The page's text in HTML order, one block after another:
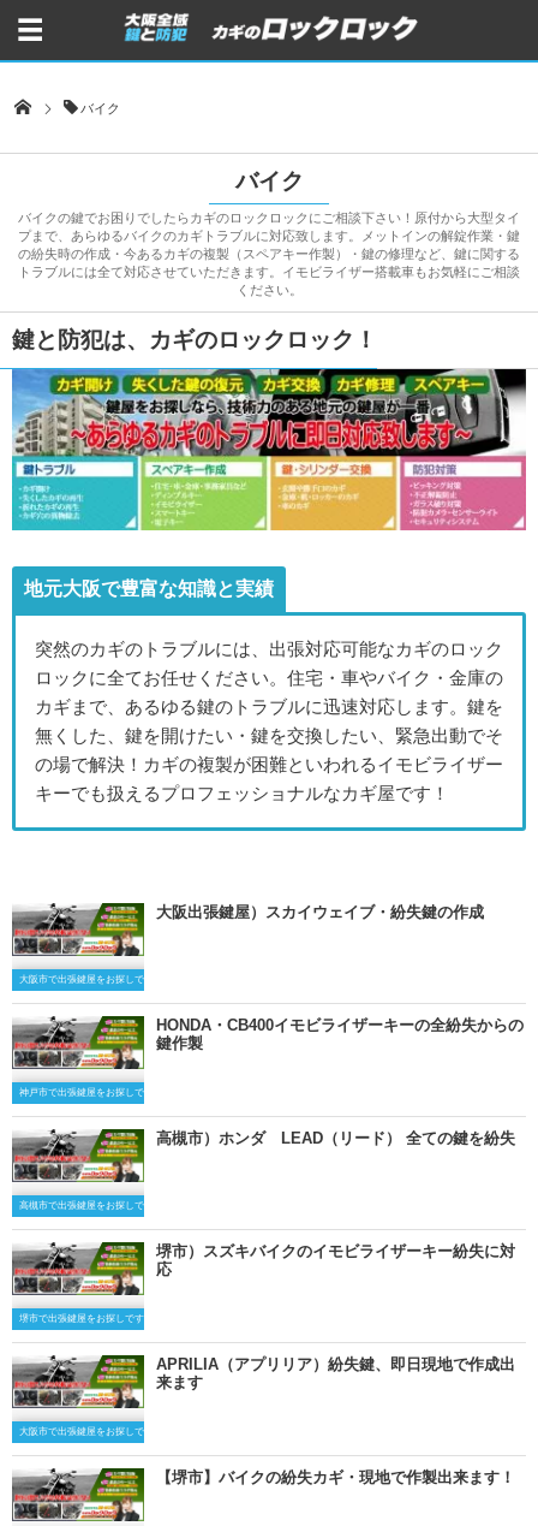
バイク
バイク
バイクの鍵でお困りでしたらカギのロックロックにご相談下さい！原付から大型タイ
プまで、あらゆるバイクのカギトラブルに対応致します。メットインの解錠作業・鍵
の紛失時の作成・今あるカギの複製（スペアキー作製）・鍵の修理など、鍵に関する
トラブルには全て対応させていただきます。イモビライザー搭載車もお気軽にご相談
ください。
鍵と防犯は、カギのロックロック！
地元大阪で豊富な知識と実績
突然のカギのトラブルには、出張対応可能なカギのロック
ロックに全てお任せください。住宅・車やバイク・金庫の
カギまで、あるゆる鍵のトラブルに迅速対応します。鍵を
無くした、鍵を開けたい・鍵を交換したい、緊急出動でそ
の場で解決！カギの複製が困難といわれるイモビライザー
キーでも扱えるプロフェッショナルなカギ屋です！
大阪市で出張鍵屋をお探しですか？
大阪出張鍵屋）スカイウェイブ・紛失鍵の作成
神戸市で出張鍵屋をお探しですか？
HONDA・CB400イモビライザーキーの全紛失からの
鍵作製
高槻市で出張鍵屋をお探しですか？
高槻市）ホンダ LEAD（リード） 全ての鍵を紛失
堺市で出張鍵屋をお探しですか？
堺市）スズキバイクのイモビライザーキー紛失に対
応
大阪市で出張鍵屋をお探しですか？
APRILIA（アプリリア）紛失鍵、即日現地で作成出
来ます
【堺市】バイクの紛失カギ・現地で作製出来ます！